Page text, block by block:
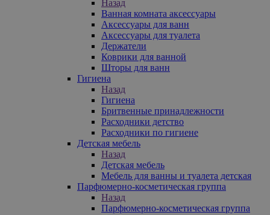
Назад
Ванная комната аксессуары
Аксессуары для ванн
Аксессуары для туалета
Держатели
Коврики для ванной
Шторы для ванн
Гигиена
Назад
Гигиена
Бритвенные принадлежности
Расходники детство
Расходники по гигиене
Детская мебель
Назад
Детская мебель
Мебель для ванны и туалета детская
Парфюмерно-косметическая группа
Назад
Парфюмерно-косметическая группа